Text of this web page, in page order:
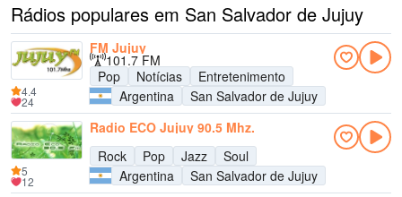
Rádios populares em San Salvador de Jujuy
FM Jujuy
101.7 FM
Pop
Notícias
Entretenimento
Argentina
San Salvador de Jujuy
4.4
24
Radio ECO Jujuy 90.5 Mhz.
Rock
Pop Jazz
Soul
Argentina
San Salvador de Jujuy
5
12